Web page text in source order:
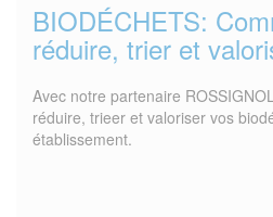
BIODÉCHETS:
réduire, trier et
Avec notre partenaire
réduire, trieer et valoriser vos
établissement.